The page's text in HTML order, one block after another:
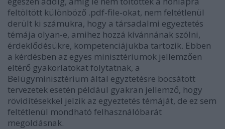
feltöltött különböző .pdf-file-okat, nem feltétlenül
derült ki számukra, hogy a társadalmi egyeztetés
témája olyan-e, amihez hozzá kívánnának szólni,
érdeklődésükre, kompetenciájukba tartozik. Ebben
a kérdésben az egyes minisztériumok jellemzően
eltérő gyakorlatokat folytatnak, a
Belügyminisztérium által egyztetésre bocsátott
tervezetek esetén például gyakran jellemző, hogy
rövidítésekkel jelzik az egyeztetés témáját, de ez sem
feltétlenül mondható felhasználóbarát
megoldásnak.